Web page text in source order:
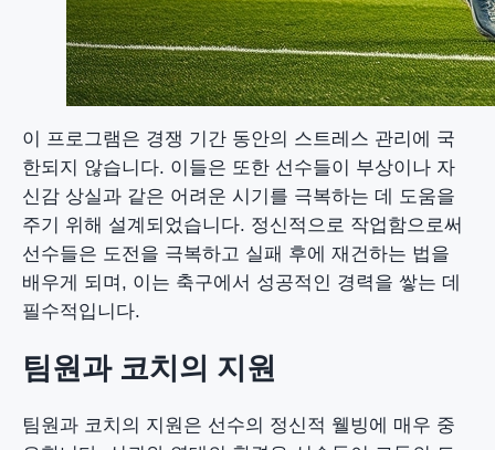
이 프로그램은 경쟁 기간 동안의 스트레스 관리에 국
한되지 않습니다. 이들은 또한 선수들이 부상이나 자
신감 상실과 같은 어려운 시기를 극복하는 데 도움을
주기 위해 설계되었습니다. 정신적으로 작업함으로써
선수들은 도전을 극복하고 실패 후에 재건하는 법을
배우게 되며, 이는 축구에서 성공적인 경력을 쌓는 데
필수적입니다.
팀원과 코치의 지원
팀원과 코치의 지원은 선수의 정신적 웰빙에 매우 중